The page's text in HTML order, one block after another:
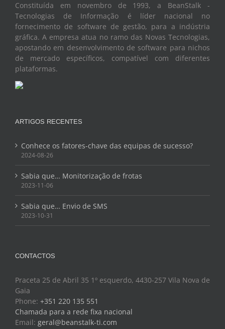
Constituída em novembro de 1993, a BeanStalk -
Tecnologias de Informação é líder nacional no
fornecimento de software de gestão, para a indústria
gráfica. A empresa atua no ramo das Novas Tecnologias,
apostando em desenvolvimento de software para nichos
de mercado específicos, compatível com diferentes
plataformas.
ARTIGOS RECENTES
Conhece os fatores-chave das equipas de sucesso?
2024-08-26
Sabia que… Monitorização de frotas
2023-11-06
Sabia que… Envio de SMS
2023-10-31
CONTACTOS
Praceta 25 de Abril 35 1º esquerdo, 4430-257 Vila Nova de
Gaia
Phone: +351 220 135 551
Chamada para a rede fixa nacional
Email: geral@beanstalk-ti.com